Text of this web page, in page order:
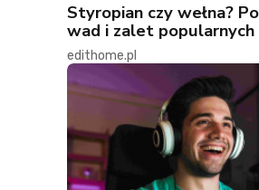
Styropian czy wełna?
wad i zalet popularnych
edithome.pl